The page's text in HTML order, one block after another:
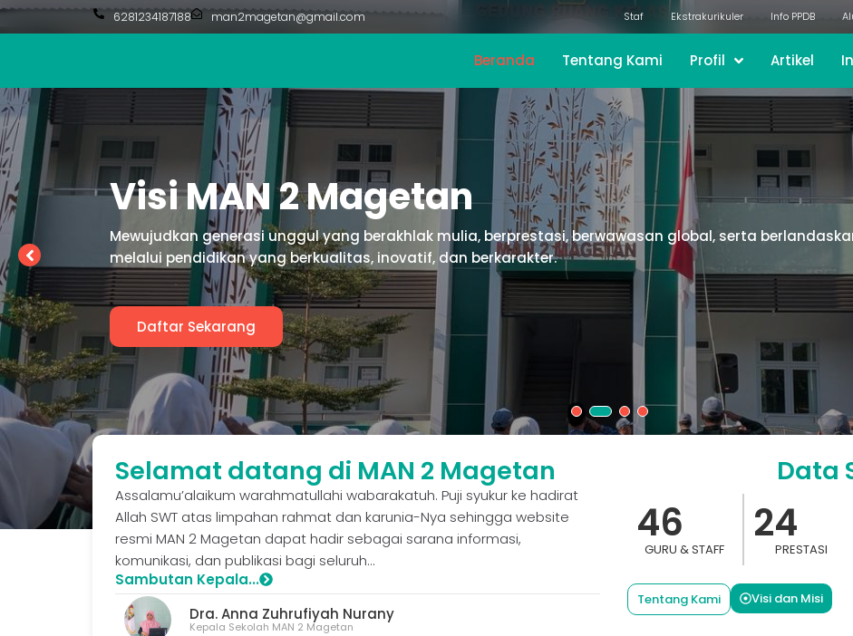
6281234187188 man2magetan@gmail.com Staf Ekstrakurikuler Info PPDB
Beranda Tentang Kami Profil Artikel
Misi MAN 2 Magetan
Membentuk generasi yang beriman, berilmu, berprestasi dan berakhlakul karimah melalui pendidikan
Selamat datang di MAN 2 Magetan
Assalamu’alaikum warahmatullahi wabarakatuh. Puji syukur ke hadirat
Allah SWT atas limpahan rahmat dan karunia-Nya sehingga website
resmi MAN 2 Magetan dapat hadir sebagai sarana informasi,
komunikasi, dan publikasi bagi seluruh...
Sambutan Kepala...
Dra. Anna Zuhrufiyah Nurany
Kepala Sekolah MAN 2 Magetan
Data
46
GURU & STAFF
24
PRESTASI
Tentang Kami Visi dan Misi